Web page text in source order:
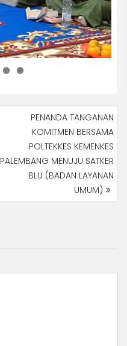
PENANDA TANGANAN
KOMITMEN BERSAMA
POLTEKKES KEMENKES
PALEMBANG MENUJU SATKER
BLU (BADAN LAYANAN
UMUM)